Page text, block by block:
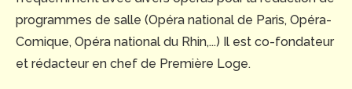
programmes de salle (Opéra national de Paris, Opéra-
Comique, Opéra national du Rhin,...) Il est co-fondateur
et rédacteur en chef de Première Loge.